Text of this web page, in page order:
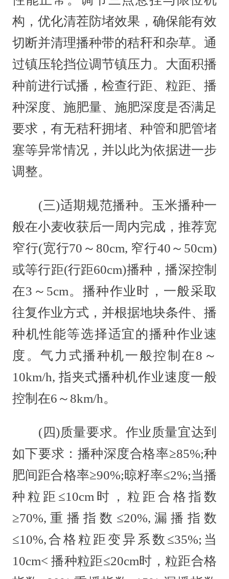
构，优化清茬防堵效果，确保能有效
切断并清理播种带的秸秆和杂草。通
过镇压轮挡位调节镇压力。大面积播
种前进行试播，检查行距、粒距、播
种深度、施肥量、施肥深度是否满足
要求，有无秸秆拥堵、种管和肥管堵
塞等异常情况，并以此为依据进一步
调整。
(三)适期规范播种。玉米播种一
般在小麦收获后一周内完成，推荐宽
窄行(宽行70～80cm, 窄行40～50cm)
或等行距(行距60cm)播种，播深控制
在3～5cm。播种作业时，一般采取
往复作业方式，并根据地块条件、播
种机性能等选择适宜的播种作业速
度。气力式播种机一般控制在8～
10km/h, 指夹式播种机作业速度一般
控制在6～8km/h。
(四)质量要求。作业质量宜达到
如下要求：播种深度合格率≥85%;种
肥间距合格率≥90%;晾籽率≤2%;当播
种粒距≤10cm时，粒距合格指数
≥70%,重播指数≤20%,漏播指数
≤10%,合格粒距变异系数≤35%;当
10cm< 播种粒距≤20cm时，粒距合格